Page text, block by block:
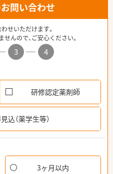
問い合わせ
せいただけます。
んので、ご安心ください。
3
4
研修認定薬剤師
込（薬学生等）
3ヶ月以内